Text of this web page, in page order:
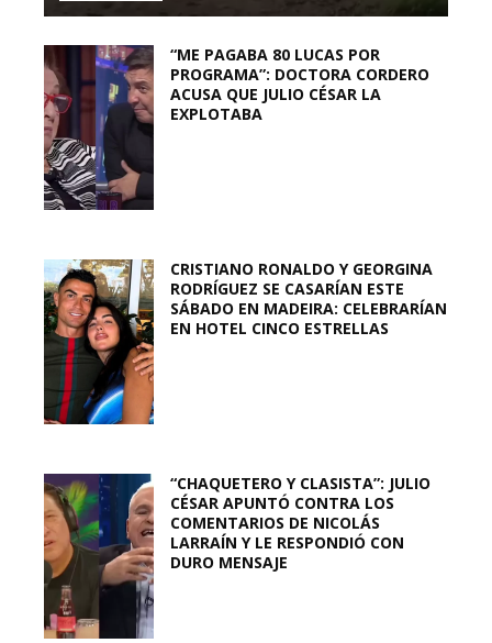
“ME PAGABA 80 LUCAS POR
PROGRAMA”: DOCTORA CORDERO
ACUSA QUE JULIO CÉSAR LA
EXPLOTABA
CRISTIANO RONALDO Y GEORGINA
RODRÍGUEZ SE CASARÍAN ESTE
SÁBADO EN MADEIRA: CELEBRARÍAN
EN HOTEL CINCO ESTRELLAS
“CHAQUETERO Y CLASISTA”: JULIO
CÉSAR APUNTÓ CONTRA LOS
COMENTARIOS DE NICOLÁS
LARRAÍN Y LE RESPONDIÓ CON
DURO MENSAJE